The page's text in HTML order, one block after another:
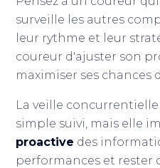
surveille les autres
leur rythme et leur
coureur d'ajuster son
maximiser ses chances
La veille
simple suivi, mais elle
proactive des
performances et rester